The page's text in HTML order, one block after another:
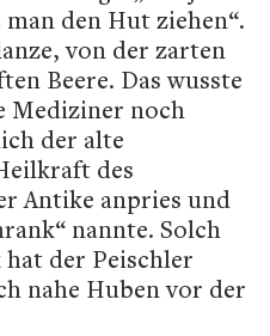
den Hut ziehen“.
von der zarten
Beere. Das wusste
Mediziner noch
der alte
des
Antike anpries und
nannte. Solch
der Peischler
nahe Huben vor der